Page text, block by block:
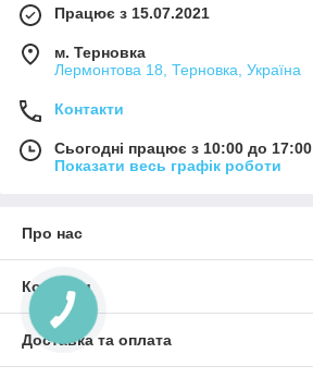
Працює з 15.07.2021
м. Терновка
Лермонтова 18, Терновка, Україна
Контакти
Сьогодні працює з 10:00 до 17:00
Показати весь графік роботи
Про нас
Контакти
Доставка та оплата